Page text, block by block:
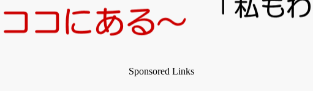
Sponsored Links